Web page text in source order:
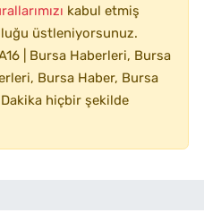
kabul etmiş
üstleniyorsunuz.
| Bursa Haberleri, Bursa
Bursa Haber, Bursa
hiçbir şekilde